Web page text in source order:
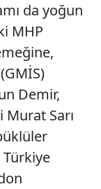
da yoğun
MHP
Demir,
Sarı
Türkiye